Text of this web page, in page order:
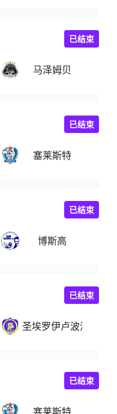
马泽姆贝
已结束
塞莱斯特
已结束
博斯高
已结束
圣埃罗伊卢波波
已结束
已结束